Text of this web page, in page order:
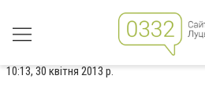
10:13, 30 квітня 2013 р.